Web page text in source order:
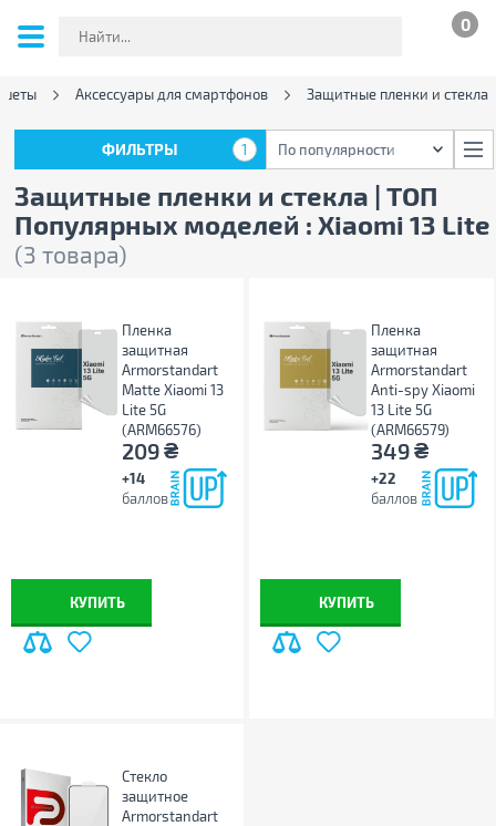
0
Аксессуары для смартфонов Защитные пленки и стекла
Защитные пленки и стекла | ТОП
Популярных моделей : Xiaomi 13 Lite
(3 товара)
ФИЛЬТРЫ 1 По популярности
Пленка
защитная
Armorstandart
Matte Xiaomi 13
Lite 5G
(ARM66576)
209₴
+14
баллов
КУПИТЬ
Пленка
защитная
Armorstandart
Anti-spy Xiaomi
13 Lite 5G
(ARM66579)
349₴
+22
баллов
КУПИТЬ
Стекло
защитное
Armorstandart
ФИЛЬТРЫ 1 По популярности